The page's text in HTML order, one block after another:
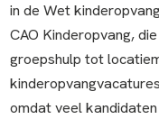
in de Wet
CAO Kinderopvang,
groepshulp tot
omdat veel